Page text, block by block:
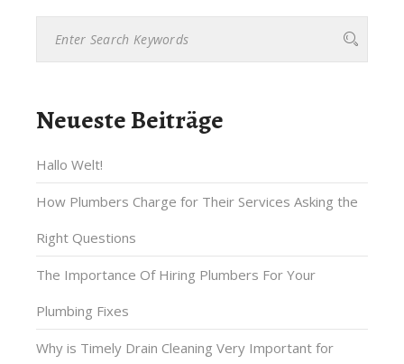
Neueste Beiträge
Hallo Welt!
How Plumbers Charge for Their Services Asking the
Right Questions
The Importance Of Hiring Plumbers For Your
Plumbing Fixes
Why is Timely Drain Cleaning Very Important for